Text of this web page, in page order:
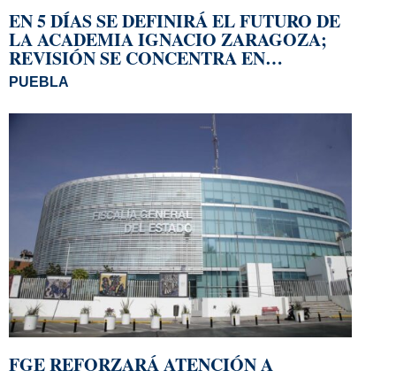
EN 5 DÍAS SE DEFINIRÁ EL FUTURO DE
LA ACADEMIA IGNACIO ZARAGOZA;
REVISIÓN SE CONCENTRA EN
BACHILLERATO
PUEBLA
FGE REFORZARÁ ATENCIÓN A